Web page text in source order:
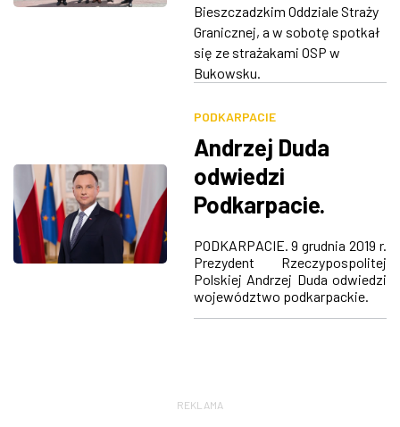
Bieszczadzkim Oddziale Straży
Granicznej, a w sobotę spotkał
się ze strażakami OSP w
Bukowsku.
PODKARPACIE
Andrzej Duda
odwiedzi
Podkarpacie.
złoży wizytę w
Brzozowie i
Dubiecku
PODKARPACIE. 9 grudnia 2019 r.
Prezydent Rzeczypospolitej
Polskiej Andrzej Duda odwiedzi
województwo podkarpackie.
REKLAMA